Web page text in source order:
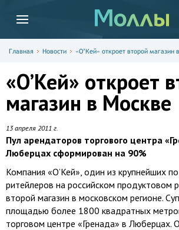
Главная Новости «О’Кей» откроет второй магазин
«О’Кей» откроет
магазин в Москве
13 апреля 2011 г.
Пул арендаторов торгового центра
Люберцах сформирован на 90%
Компания «О’Кей», один из крупнейших
ритейлеров на российском продуктовом
второй магазин в московском регионе.
площадью более 1800 квадратных
торговом центре «Гренада» в Люберцах.